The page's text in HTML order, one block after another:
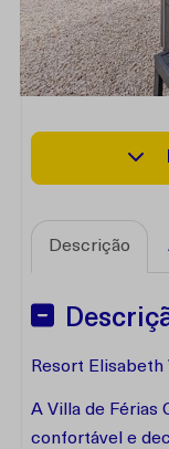
Descrição
Resort Elisabeth
A Villa de Férias
confortável e